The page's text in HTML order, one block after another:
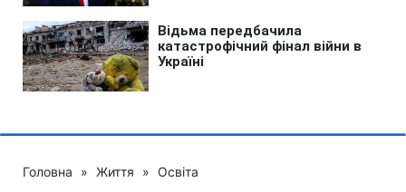
Головна » Життя » Освіта